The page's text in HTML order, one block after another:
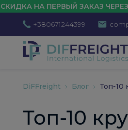
ЗАКАЗ ЧЕРЕЗ КАБИНЕТ
+380671244399
DiFFreight Блог Топ-10
Топ-10